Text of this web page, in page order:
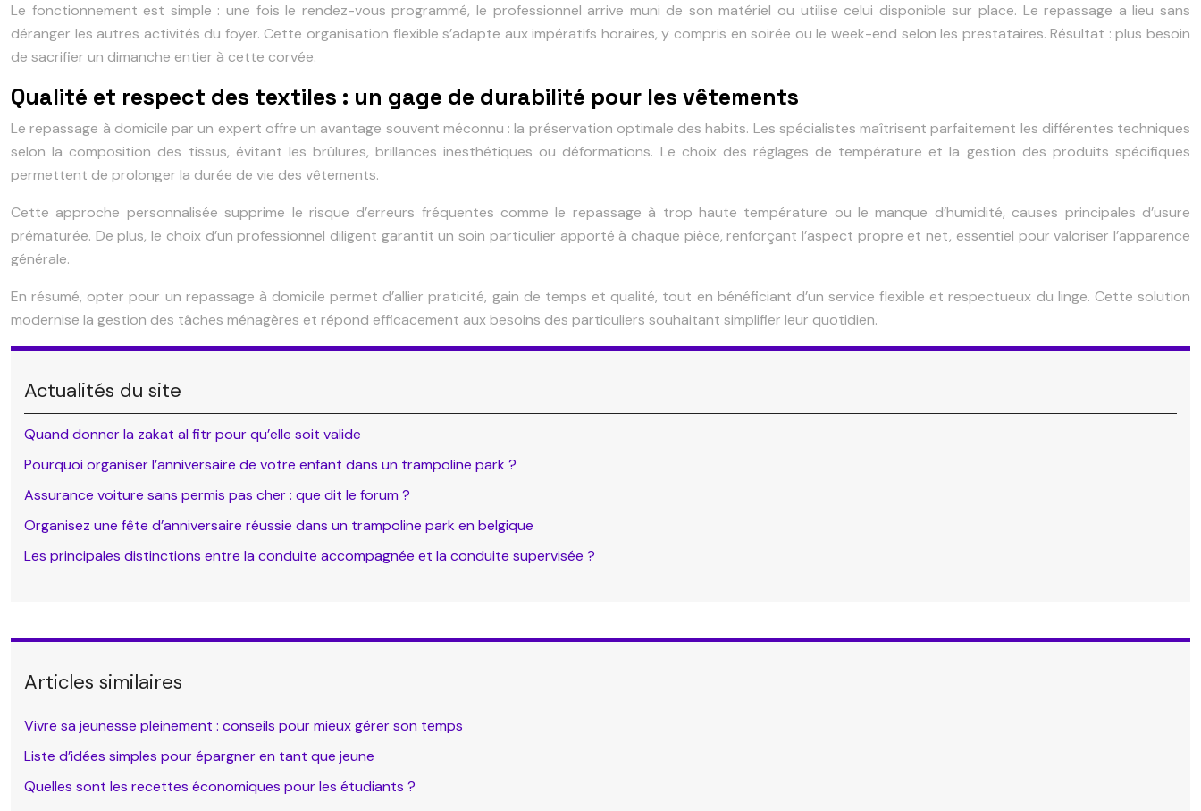
Le fonctionnement est simple : une fois le rendez-vous programmé, le professionnel arrive muni de son matériel ou utilise celui disponible sur place. Le repassage a lieu sans
déranger les autres activités du foyer. Cette organisation flexible s’adapte aux impératifs horaires, y compris en soirée ou le week-end selon les prestataires. Résultat : plus besoin
de sacrifier un dimanche entier à cette corvée.
Qualité et respect des textiles : un gage de durabilité pour les vêtements
Le repassage à domicile par un expert offre un avantage souvent méconnu : la préservation optimale des habits. Les spécialistes maîtrisent parfaitement les différentes techniques
selon la composition des tissus, évitant les brûlures, brillances inesthétiques ou déformations. Le choix des réglages de température et la gestion des produits spécifiques
permettent de prolonger la durée de vie des vêtements.
Cette approche personnalisée supprime le risque d’erreurs fréquentes comme le repassage à trop haute température ou le manque d’humidité, causes principales d’usure
prématurée. De plus, le choix d’un professionnel diligent garantit un soin particulier apporté à chaque pièce, renforçant l’aspect propre et net, essentiel pour valoriser l’apparence
générale.
En résumé, opter pour un repassage à domicile permet d’allier praticité, gain de temps et qualité, tout en bénéficiant d’un service flexible et respectueux du linge. Cette solution
modernise la gestion des tâches ménagères et répond efficacement aux besoins des particuliers souhaitant simplifier leur quotidien.
Actualités du site
Quand donner la zakat al fitr pour qu’elle soit valide
Pourquoi organiser l’anniversaire de votre enfant dans un trampoline park ?
Assurance voiture sans permis pas cher : que dit le forum ?
Organisez une fête d’anniversaire réussie dans un trampoline park en belgique
Les principales distinctions entre la conduite accompagnée et la conduite supervisée ?
Articles similaires
Vivre sa jeunesse pleinement : conseils pour mieux gérer son temps
Liste d’idées simples pour épargner en tant que jeune
Quelles sont les recettes économiques pour les étudiants ?